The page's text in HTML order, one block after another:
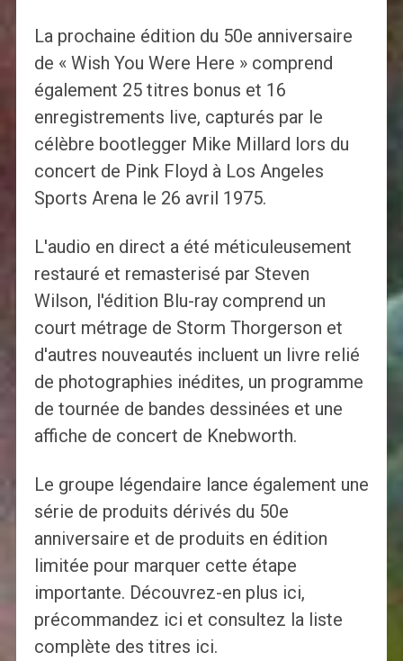
La prochaine édition du 50e anniversaire
de « Wish You Were Here » comprend
également 25 titres bonus et 16
enregistrements live, capturés par le
célèbre bootlegger Mike Millard lors du
concert de Pink Floyd à Los Angeles
Sports Arena le 26 avril 1975.
L'audio en direct a été méticuleusement
restauré et remasterisé par Steven
Wilson, l'édition Blu-ray comprend un
court métrage de Storm Thorgerson et
d'autres nouveautés incluent un livre relié
de photographies inédites, un programme
de tournée de bandes dessinées et une
affiche de concert de Knebworth.
Le groupe légendaire lance également une
série de produits dérivés du 50e
anniversaire et de produits en édition
limitée pour marquer cette étape
importante. Découvrez-en plus ici,
précommandez ici et consultez la liste
complète des titres ici.